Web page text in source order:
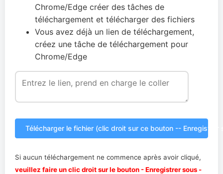
Chrome/Edge créer des tâches de
téléchargement et télécharger des fichiers
Vous avez déjà un lien de téléchargement,
créez une tâche de téléchargement pour
Chrome/Edge
Télécharger le fichier (clic droit sur ce bouton -- Enregistrer
Si aucun téléchargement ne commence après avoir cliqué,
veuillez faire un clic droit sur le bouton - Enregistrer sous -